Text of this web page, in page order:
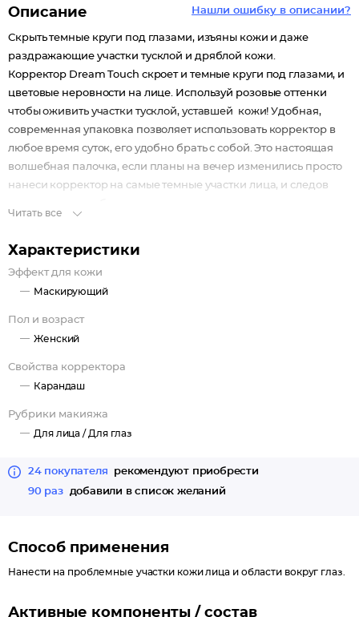
Нашли ошибку в описании?
Описание
Скрыть темные круги под глазами, изъяны кожи и даже
раздражающие участки тусклой и дряблой кожи.
Корректор Dream Touch скроет и темные круги под глазами, и
цветовые неровности на лице. Используй розовые оттенки
чтобы оживить участки тусклой, уставшей кожи! Удобная,
современная упаковка позволяет использовать корректор в
любое время суток, его удобно брать с собой. Это настоящая
волшебная палочка, если планы на вечер изменились просто
нанеси корректор на самые темные участки лица, и следов
Читать все
Характеристики
Эффект для кожи
Маскирующий
Пол и возраст
Женский
Свойства корректора
Карандаш
Рубрики макияжа
Для лица / Для глаз
24 покупателя
рекомендуют приобрести
90 раз
добавили в список желаний
Способ применения
Нанести на проблемные участки кожи лица и области вокруг глаз.
Активные компоненты / состав